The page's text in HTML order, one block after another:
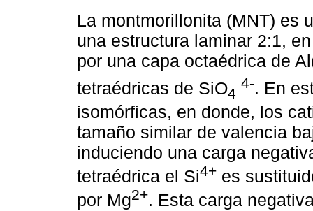
La montmorillonita (MNT) es
una estructura laminar 2:1,
por una capa octaédrica de
tetraédricas de SiO4
4-. En
isomórficas, en donde, los
tamaño similar de valencia
induciendo una carga
tetraédrica el Si4+ es
por Mg2+. Esta carga